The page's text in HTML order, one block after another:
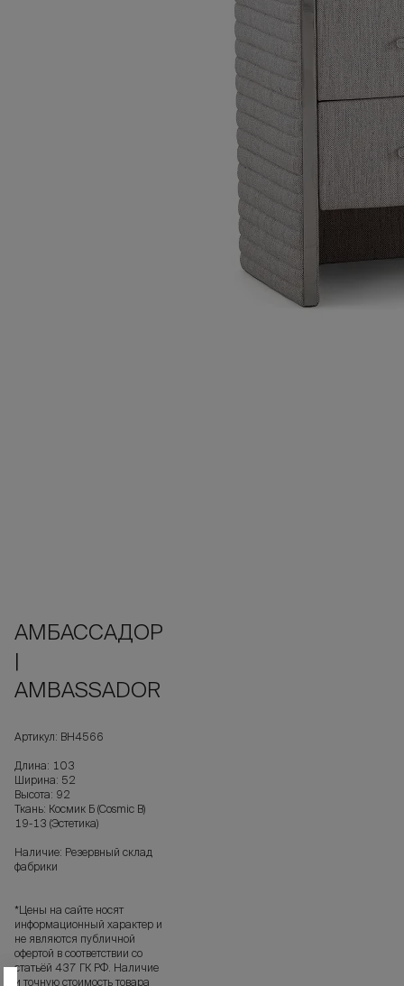
АМБАССАДОР
|
AMBASSADOR
Артикул: ВН4566
Длина: 103
Ширина: 52
Высота: 92
Ткань: Космик Б (Cosmic B)
19-13 (Эстетика)
Наличие: Резервный склад
фабрики
*Цены на сайте носят
информационный характер и
не являются публичной
офертой в соответствии со
статьёй 437 ГК РФ. Наличие
и точную стоимость товара